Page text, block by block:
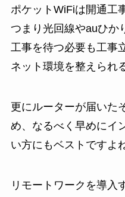
ポケットWiFiは開通工
つまり光回線やauひか
工事を待つ必要も工事
ネット環境を整えられ
更にルーターが届いた
め、なるべく早めにイ
い方にもベストですよ
リモートワークを導入